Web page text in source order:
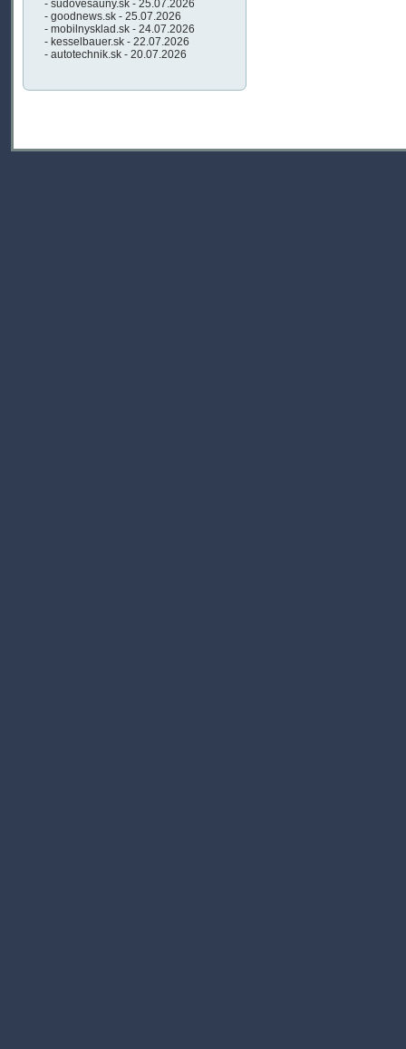
- sudovesauny.sk - 25.07.2026
- goodnews.sk - 25.07.2026
- mobilnysklad.sk - 24.07.2026
- kesselbauer.sk - 22.07.2026
- autotechnik.sk - 20.07.2026